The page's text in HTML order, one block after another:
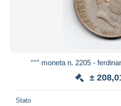
°°° moneta n. 2205 -
±
Stato